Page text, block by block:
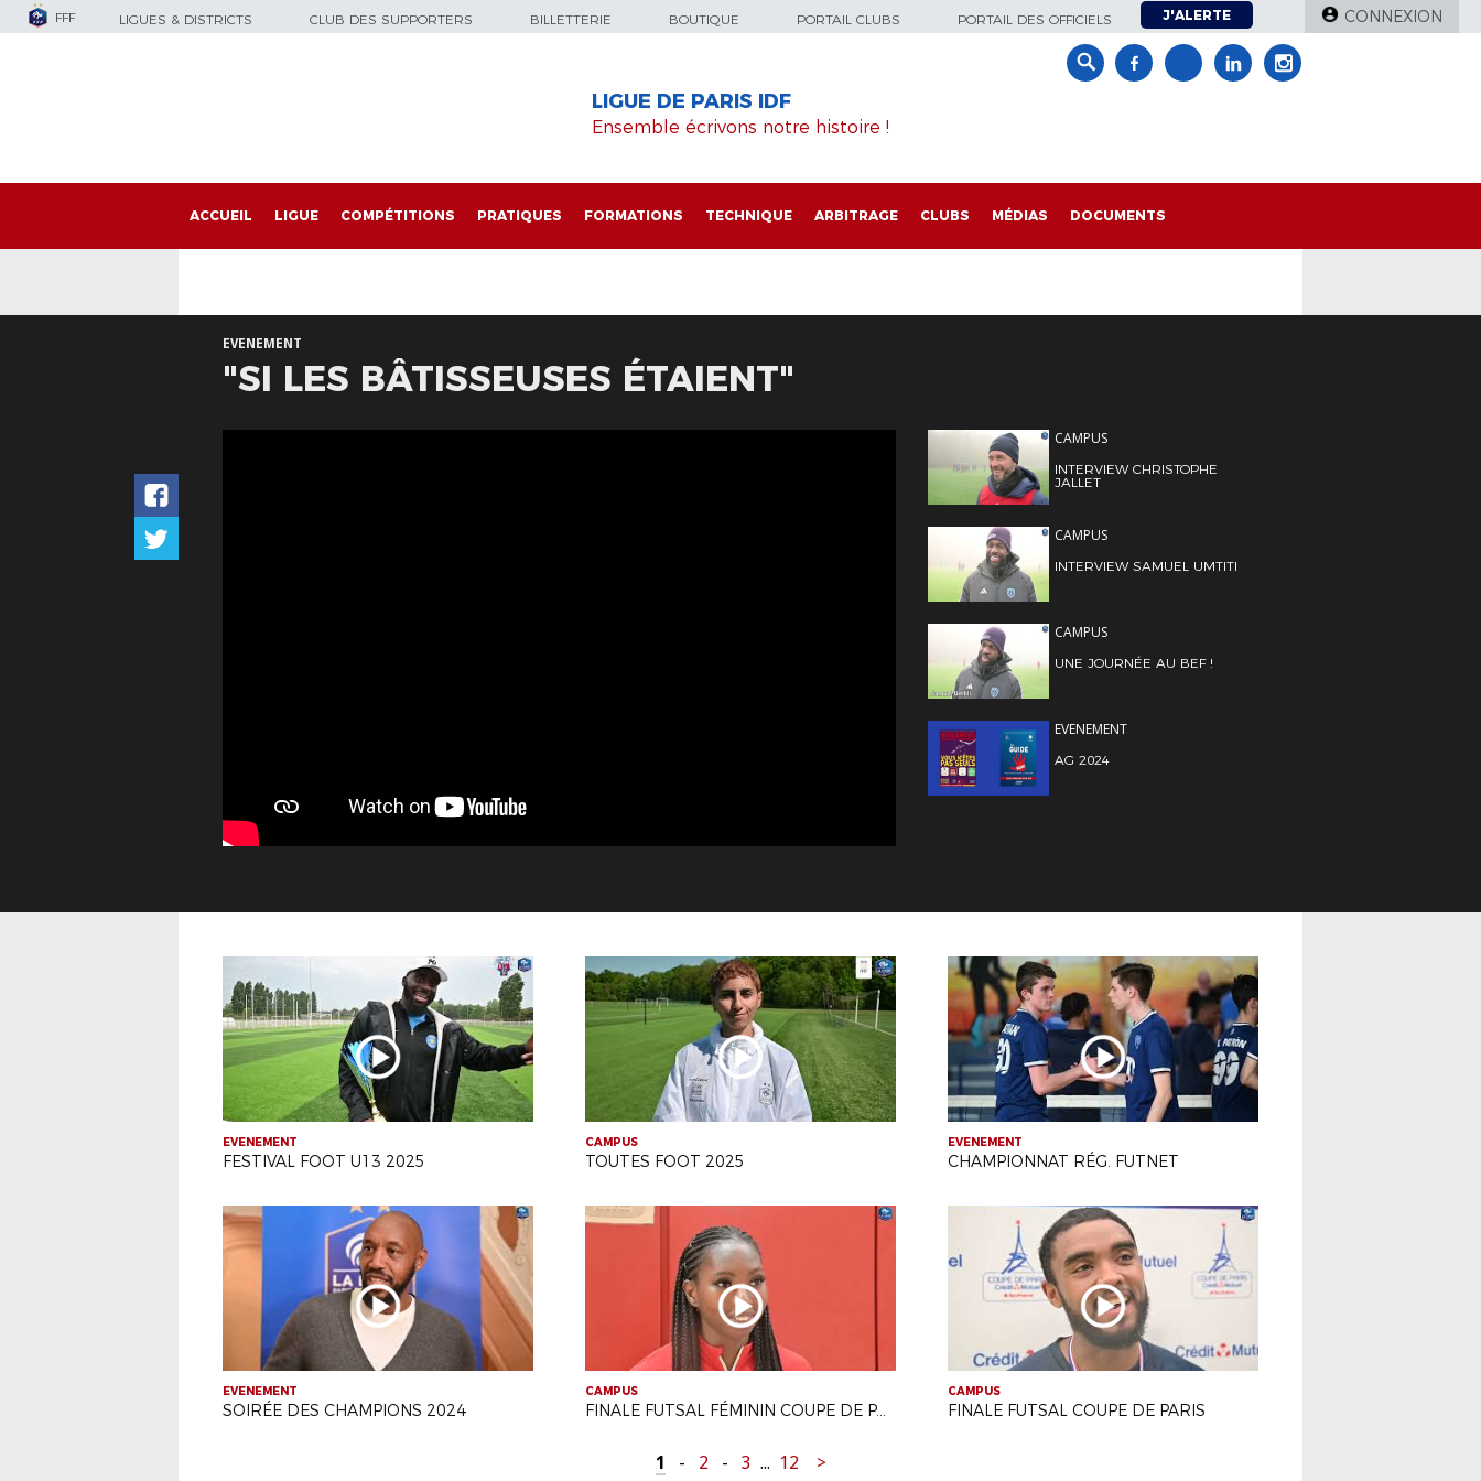
FFF LIGUES & DISTRICTS CLUB DES SUPPORTERS BILLETTERIE BOUTIQUE PORTAIL CLUBS PORTAIL DES OFFICIELS J'ALERTE CONNEXION
LIGUE DE PARIS IDF
Ensemble écrivons notre histoire !
ACCUEIL LIGUE COMPÉTITIONS PRATIQUES FORMATIONS TECHNIQUE ARBITRAGE CLUBS MÉDIAS DOCUMENTS
EVENEMENT
"SI LES BÂTISSEUSES ÉTAIENT"
CAMPUS
INTERVIEW CHRISTOPHE
JALLET
CAMPUS
INTERVIEW SAMUEL UMTITI
CAMPUS
UNE JOURNÉE AU BEF !
EVENEMENT
AG 2024
EVENEMENT
FESTIVAL FOOT U13 2025
CAMPUS
TOUTES FOOT 2025
EVENEMENT
CHAMPIONNAT RÉG. FUTNET
EVENEMENT
SOIRÉE DES CHAMPIONS 2024
CAMPUS
FINALE FUTSAL FÉMININ COUPE DE PARIS
CAMPUS
FINALE FUTSAL COUPE DE PARIS
1 - 2 - 3 ... 12 >